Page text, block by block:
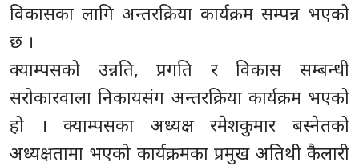
विकासका लागि अन्तरक्रिया कार्यक्रम सम्पन्न भएको
छ ।
क्याम्पसको उन्नति, प्रगति र विकास सम्बन्धी
सरोकारवाला निकायसंग अन्तरक्रिया कार्यक्रम भएको
हो । क्याम्पसका अध्यक्ष रमेशकुमार बस्नेतको
अध्यक्षतामा भएको कार्यक्रमका प्रमुख अतिथी कैलारी